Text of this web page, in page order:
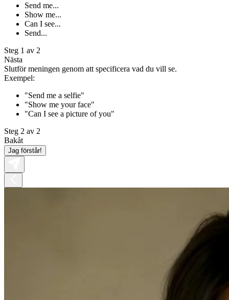
Send me...
Show me...
Can I see...
Send...
Steg 1 av 2
Nästa
Slutför meningen genom att specificera vad du vill se.
Exempel:
"Send me a selfie"
"Show me your face"
"Can I see a picture of you"
Steg 2 av 2
Bakåt
Jag förstår!